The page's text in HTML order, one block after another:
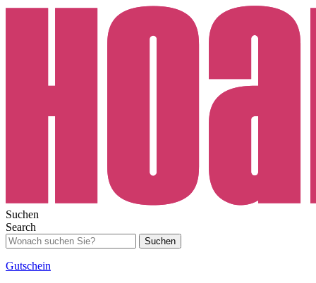
Suchen
Search
Suchen
Gutschein